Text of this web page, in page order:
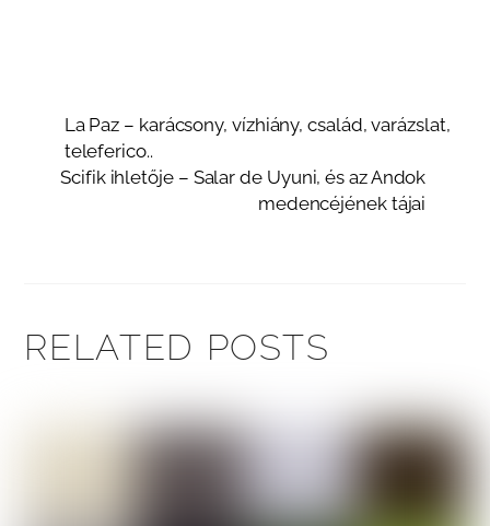
La Paz – karácsony, vízhiány, család, varázslat,
teleferico..
Scifik ihletője – Salar de Uyuni, és az Andok
medencéjének tájai
RELATED POSTS